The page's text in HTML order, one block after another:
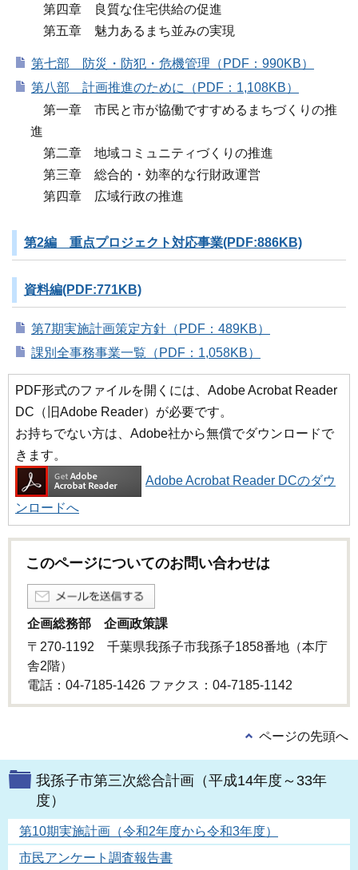
第四章 良質な住宅供給の促進
第五章 魅力あるまち並みの実現
第七部 防災・防犯・危機管理（PDF：990KB）
第八部 計画推進のために（PDF：1,108KB）
第一章 市民と市が協働ですすめるまちづくりの推
進
第二章 地域コミュニティづくりの推進
第三章 総合的・効率的な行財政運営
第四章 広域行政の推進
第2編 重点プロジェクト対応事業(PDF:886KB)
資料編(PDF:771KB)
第7期実施計画策定方針（PDF：489KB）
課別全事務事業一覧（PDF：1,058KB）
PDF形式のファイルを開くには、Adobe Acrobat Reader
DC（旧Adobe Reader）が必要です。
お持ちでない方は、Adobe社から無償でダウンロードで
きます。
Adobe Acrobat Reader DCのダウ
ンロードへ
このページについてのお問い合わせは
企画総務部 企画政策課
〒270-1192 千葉県我孫子市我孫子1858番地（本庁
舎2階）
電話：04-7185-1426 ファクス：04-7185-1142
ページの先頭へ
我孫子市第三次総合計画（平成14年度～33年
度）
第10期実施計画（令和2年度から令和3年度）
市民アンケート調査報告書